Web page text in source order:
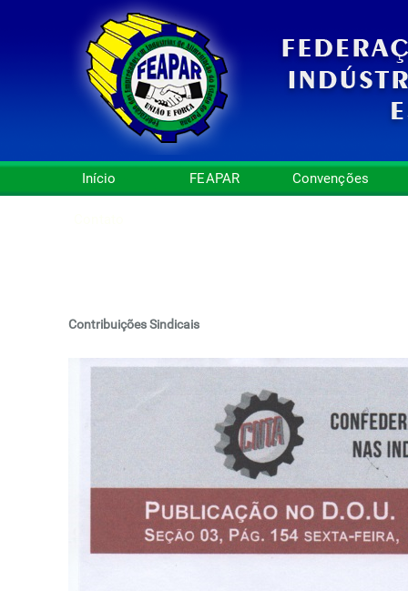
Início FEAPAR Convenções
Contribuições Sindicais